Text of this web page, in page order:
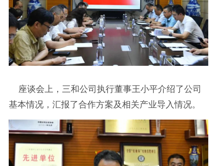
座谈会上，三和公司执行董事王小平介绍了公司
基本情况，汇报了合作方案及相关产业导入情况。